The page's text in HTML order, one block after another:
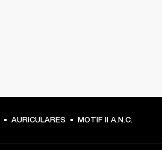
AURICULARES MOTIF II A.N.C.